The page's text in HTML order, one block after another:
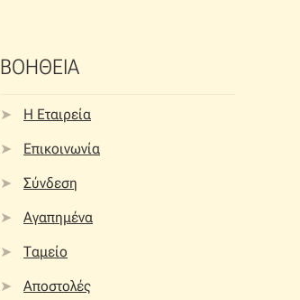
ΒΟΗΘΕΙΑ
Η Εταιρεία
Επικοινωνία
Σύνδεση
Αγαπημένα
Ταμείο
Αποστολές